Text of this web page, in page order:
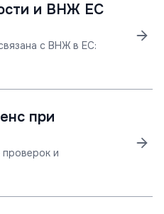
и ВНЖ ЕС
с ВНЖ в ЕС:
при
и